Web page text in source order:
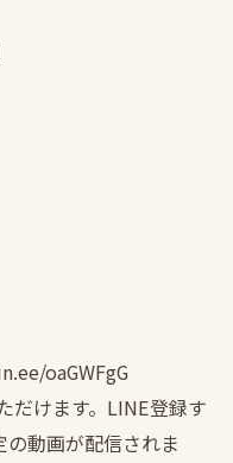
oaGWFgG
だけます。LINE登録す
動画が配信されま